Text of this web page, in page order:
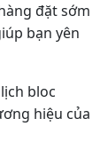
đặt sớm
bạn yên
bloc
hiệu của